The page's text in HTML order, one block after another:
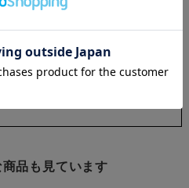
。
り出しにはお気をつけくださ
、スプーン等）強く擦った場
品も見ています